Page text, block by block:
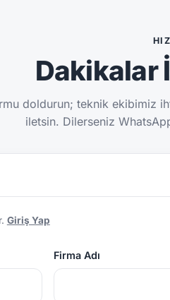
Dakikalar
doldurun; teknik ekibimiz
iletsin. Dilerseniz
Giriş Yap
Firma Adı